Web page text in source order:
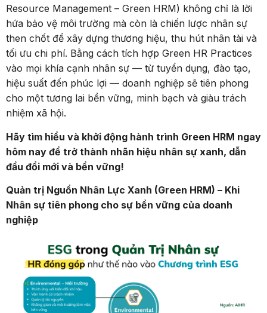
Resource Management – Green HRM) không chỉ là lời
hứa bảo vệ môi trường mà còn là chiến lược nhân sự
then chốt để xây dựng thương hiệu, thu hút nhân tài và
tối ưu chi phí. Bằng cách tích hợp Green HR Practices
vào mọi khía cạnh nhân sự — từ tuyển dụng, đào tạo,
hiệu suất đến phúc lợi — doanh nghiệp sẽ tiên phong
cho một tương lai bền vững, minh bạch và giàu trách
nhiệm xã hội.
Hãy tìm hiểu và khởi động hành trình Green HRM ngay
hôm nay để trở thành nhãn hiệu nhân sự xanh, dẫn
đầu đổi mới và bền vững!
Quản trị Nguồn Nhân Lực Xanh (Green HRM) – Khi
Nhân sự tiên phong cho sự bền vững của doanh
nghiệp